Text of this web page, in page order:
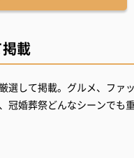
載
選して掲載。グルメ、ファ
冠婚葬祭どんなシーンでも